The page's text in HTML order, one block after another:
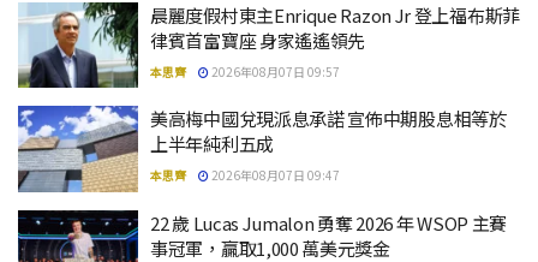
晨麗度假村東主Enrique Razon Jr 登上福布斯菲
律賓首富寶座 身家遙遙領先
本思齊 2026年08月07日 09:57
美高梅中國兌現派息承諾 宣佈中期股息相等於
上半年純利五成
本思齊 2026年08月07日 09:47
22 歲 Lucas Jumalon 勇奪 2026 年 WSOP 主賽
事冠軍，贏取1,000 萬美元獎金